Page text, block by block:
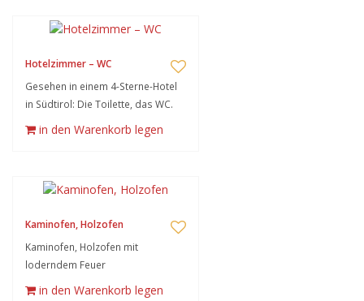
Hotelzimmer – WC
Gesehen in einem 4-Sterne-Hotel
in Südtirol: Die Toilette, das WC.
in den Warenkorb legen
Kaminofen, Holzofen
Kaminofen, Holzofen mit
loderndem Feuer
in den Warenkorb legen